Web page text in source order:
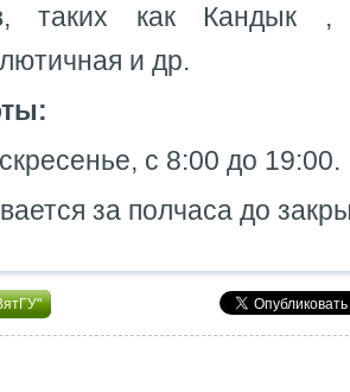
таких как Кандык ,
и др.
с 8:00 до 19:00.
за полчаса до